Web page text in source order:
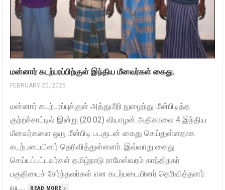
மன்னார் கடற்பரப்பிற்குள் இந்திய மீனவர்கள் கைது.
FEBRUARY 20, 2025
மன்னார் கடற்பரப்புக்குள் அத்துமீறி நுழைந்து மீன்பிடித்த
குற்றச்சாட்டில் இன்று (20.02) வியாழன் அதிகாலை 4 இந்திய
மீனவர்களை ஒரு மீன்பிடி படகுடன் கைது செய்துள்ளதாக
கடற்படையினர் தெரிவித்துள்ளனர். இவ்வாறு கைது
செய்யப்பட்டவர்கள் தமிழ்நாடு ராமேஸ்வரம் காந்திநகர்
பகுதியைச் சேர்ந்தவர்கள் என கடற்படையினர் தெரிவித்தனர்.
வட...
READ MORE »